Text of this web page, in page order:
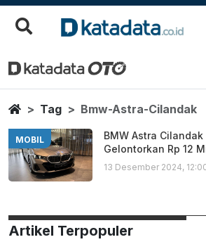
Bmw Astra Cilandak
Berita Terbaru
HomeTag Bmw-Astra-Cilandak
MOBIL
BMW Astra Cilandak
Gelontorkan Rp 12
13 Desember 2024,
Artikel Terpopuler